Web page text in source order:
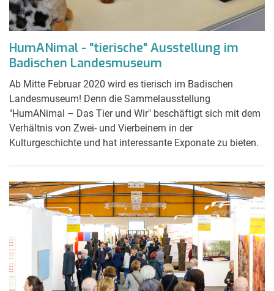
HumANimal - "tierische" Ausstellung im
Badischen Landesmuseum
Ab Mitte Februar 2020 wird es tierisch im Badischen
Landesmuseum! Denn die Sammelausstellung
"HumANimal – Das Tier und Wir" beschäftigt sich mit dem
Verhältnis von Zwei- und Vierbeinern in der
Kulturgeschichte und hat interessante Exponate zu bieten.